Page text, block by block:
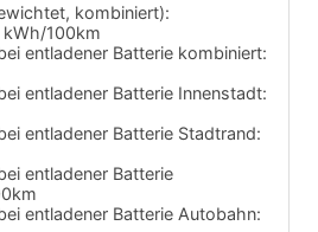
kombiniert):
kWh/100km
entladener Batterie kombiniert:
entladener Batterie Innenstadt:
entladener Batterie Stadtrand:
entladener Batterie
entladener Batterie Autobahn: